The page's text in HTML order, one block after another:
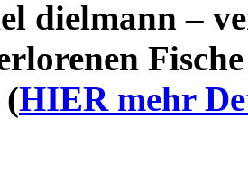
dielmann –
HIER mehr